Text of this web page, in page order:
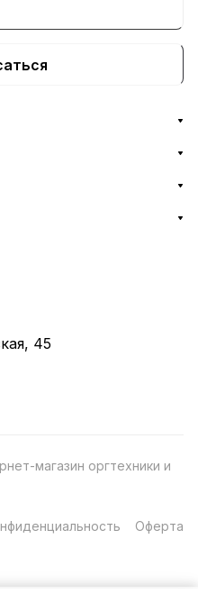
45
магазин оргтехники и
Оферта